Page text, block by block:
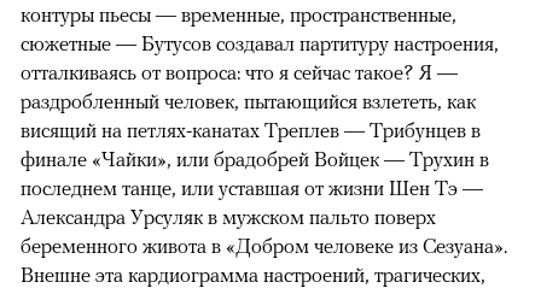
контуры пьесы — временные, пространственные,
сюжетные — Бутусов создавал партитуру настроения,
отталкиваясь от вопроса: что я сейчас такое? Я —
раздробленный человек, пытающийся взлететь, как
висящий на петлях-канатах Треплев — Трибунцев в
финале «Чайки», или брадобрей Войцек — Трухин в
последнем танце, или уставшая от жизни Шен Тэ —
Александра Урсуляк в мужском пальто поверх
беременного живота в «Добром человеке из Сезуана».
Внешне эта кардиограмма настроений, трагических,